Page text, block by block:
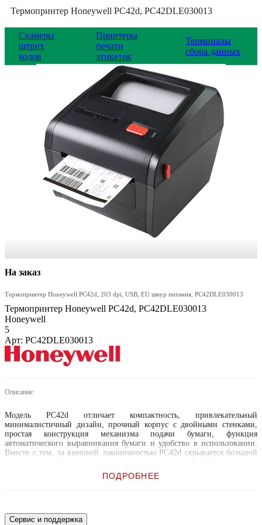
Термопринтер Honeywell PC42d, PC42DLE030013
Сканеры
штрих
кодов
Принтеры
печати
этикеток
Терминалы
сбора данных
На заказ
Термопринтер Honeywell PC42d, 203 dpi, USB, EU шнур питания, PC42DLE030013
Термопринтер Honeywell PC42d, PC42DLE030013
Honeywell
5
Арт: PC42DLE030013
Описание:
Модель PC42d отличает компактность, привлекательный
минималистичный дизайн, прочный корпус с двойными стенками,
простая конструкция механизма подачи бумаги, функция
автоматического выравнивания бумаги и удобство в использовании.
Вместе с тем, за внешней лаконичностью PC42d скрывается большой
часто применяется для печати квитанций при экспресс-доставке
товаров, этикеток для лабораторных анализов, браслетов и проб крови
автомобилей, а также для решения других задач, где не предъявляются
ПОДРОБНЕЕ
Сервис и поддержка